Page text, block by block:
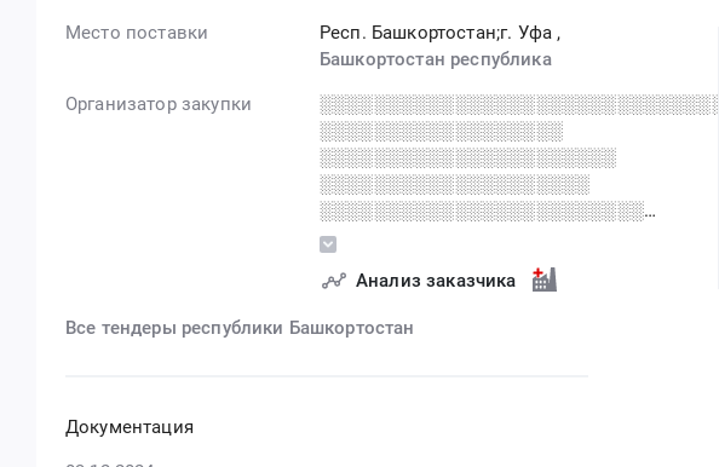
Место поставки Респ. Башкортостан;г. Уфа ,
Башкортостан республика
Организатор закупки
░░░░░░░░░░░░░░░░░░
░░░░░░░░░░░░░░░░░░░░░░
░░░░░░░░░░░░░░░░░░░░
░░░░░░░░░░░░░░░░░░░░░░░░
░░░░░░░░░░░░░░░░░░░░░░░░
░░░░░░ ░░░░░░░░░░░░░░░░░░░░░
░░░░░░░░░░░░░░░░░░░░░░░░░
Анализ заказчика
Все тендеры республики Башкортостан
Документация